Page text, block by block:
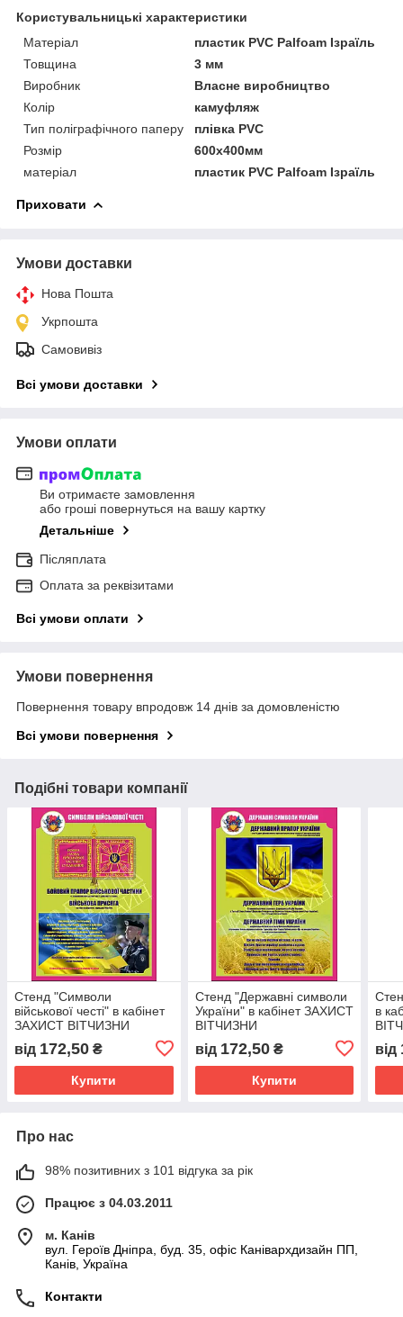
Користувальницькі характеристики
Матеріал
пластик PVC Palfoam Ізраїль
Товщина
3 мм
Виробник
Власне виробництво
Колір
камуфляж
Тип поліграфічного паперу
плівка PVC
Розмір
600х400мм
матеріал
пластик PVC Palfoam Ізраїль
Приховати
Умови доставки
Нова Пошта
Укрпошта
Самовивіз
Всі умови доставки
Умови оплати
Ви отримаєте замовлення
або гроші повернуться на вашу картку
Детальніше
Післяплата
Оплата за реквізитами
Всі умови оплати
Умови повернення
Повернення товару впродовж 14 днів за домовленістю
Всі умови повернення
Подібні товари компанії
Стенд "Символи
військової честі" в кабінет
ЗАХИСТ ВІТЧИЗНИ
від 172,50 ₴
Купити
Стенд "Державні символи
України" в кабінет ЗАХИСТ
ВІТЧИЗНИ
від 172,50₴
Купити
в
від
Про нас
98% позитивних з 101 відгука за рік
Працює з 04.03.2011
м. Канів
вул. Героїв Дніпра, буд. 35, офіс Канівархдизайн ПП,
Канів, Україна
Контакти